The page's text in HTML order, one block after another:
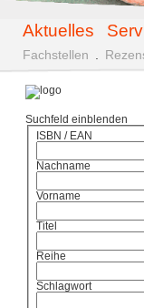
Aktuelles
Fachstellen
Suchfeld einblenden
ISBN / EAN
Nachname
Vorname
Titel
Reihe
Schlagwort